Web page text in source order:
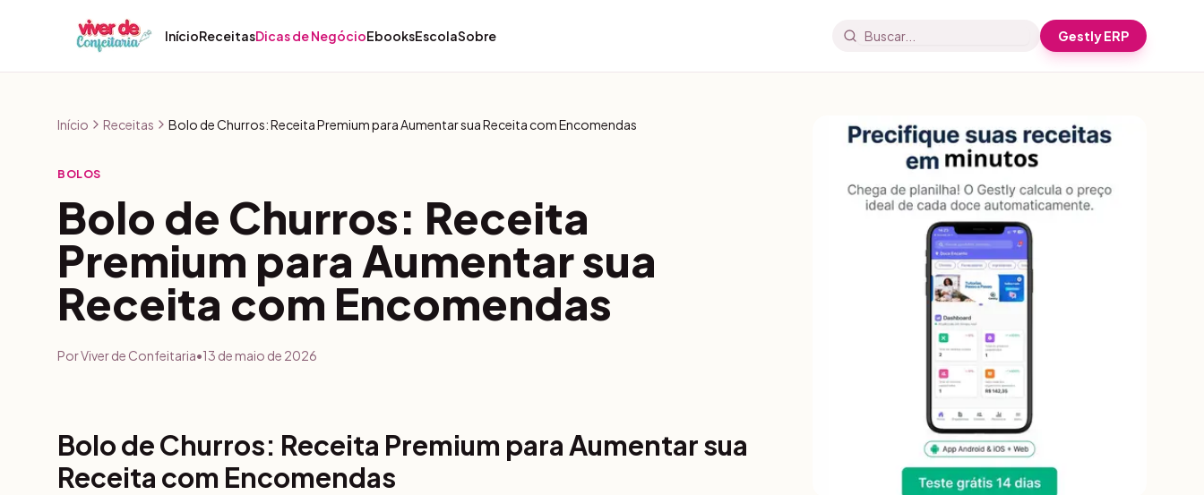
InícioReceitasDicas de NegócioEbooksEscolaSobre Buscar artigos e receitas Gestly ERP
Início Receitas Bolo de Churros: Receita Premium para Aumentar sua Receita com Encomendas
BOLOS
Bolo de Churros: Receita
Premium para Aumentar sua
Receita com Encomendas
PorViver de Confeitaria•13 de maio de 2026
Bolo de Churros: Receita Premium para Aumentar sua
Receita com Encomendas